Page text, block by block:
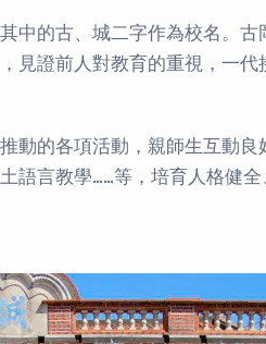
中的古、城二字作為校名。古
見證前人對教育的重視，一代
動的各項活動，親師生互動良
語言教學……等，培育人格健